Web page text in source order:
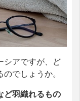
シアですが、ど
でしょうか。
ど羽織れるもの